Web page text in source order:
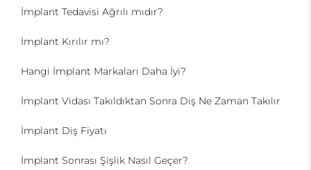
İmplant Tedavisi Ağrılı mıdır?
İmplant Kırılır mı?
Hangi İmplant Markaları Daha İyi?
İmplant Vidası Takıldıktan Sonra Diş Ne Zaman Takılır
İmplant Diş Fiyatı
İmplant Sonrası Şişlik Nasıl Geçer?